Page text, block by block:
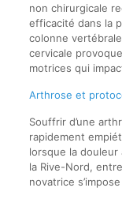
non chirurgicale
efficacité dans la
colonne
cervicale
motrices qui
Arthrose et
Souffrir d’une
rapidement
lorsque la douleur
la Rive-Nord,
novatrice